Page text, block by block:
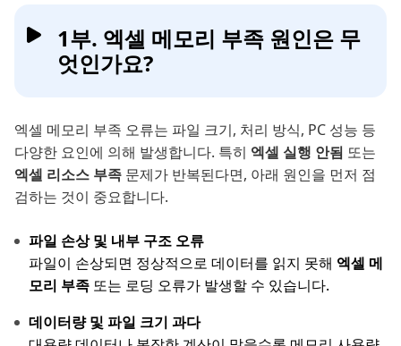
1부. 엑셀 메모리 부족 원인은 무
엇인가요?
엑셀 메모리 부족 오류는 파일 크기, 처리 방식, PC 성능 등
다양한 요인에 의해 발생합니다. 특히 엑셀 실행 안됨 또는
엑셀 리소스 부족 문제가 반복된다면, 아래 원인을 먼저 점
검하는 것이 중요합니다.
파일 손상 및 내부 구조 오류
파일이 손상되면 정상적으로 데이터를 읽지 못해 엑셀 메
모리 부족 또는 로딩 오류가 발생할 수 있습니다.
데이터량 및 파일 크기 과다